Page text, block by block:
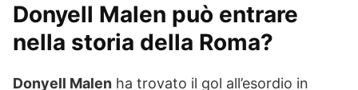
Donyell Malen può entrare
nella storia della Roma?
Donyell Malen ha trovato il gol all’esordio in